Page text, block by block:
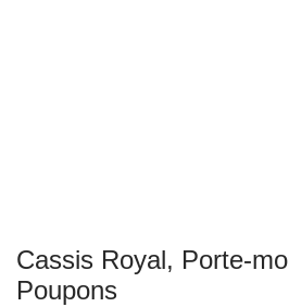
Cassis Royal, Porte-
Poupons